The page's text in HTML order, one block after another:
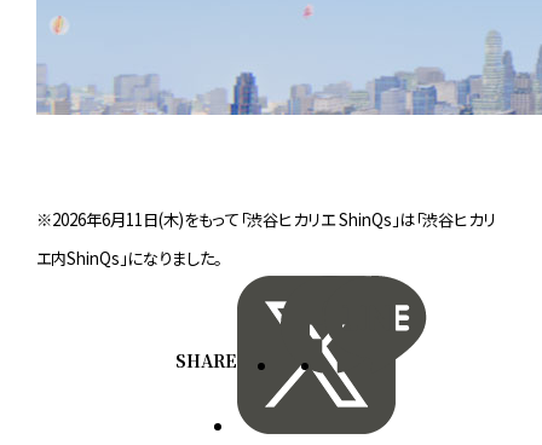
※2026年6月11日(木)をもって「渋谷ヒカリエ ShinQs」は「渋谷ヒカリ
エ内ShinQs」になりました。
SHARE